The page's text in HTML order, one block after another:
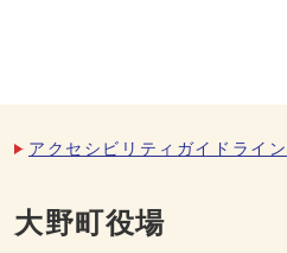
アクセシビリティガイドライン
大野町役場